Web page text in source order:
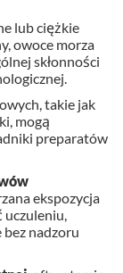
lub ciężkie
owoce morza
skłonności
takie jak
mogą
preparatów
ekspozycja
uczuleniu,
bez nadzoru